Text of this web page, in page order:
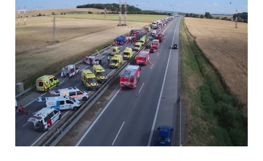
u
nehody
dvou
autobusů
komplikovali
hasičům
řidiči,
kteří
zapomněli
na
záchranářskou
uličku